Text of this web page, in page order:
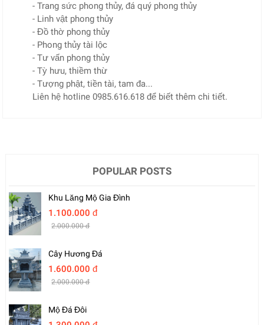
- Trang sức phong thủy, đá quý phong thủy
- Linh vật phong thủy
- Đồ thờ phong thủy
- Phong thủy tài lộc
- Tư vấn phong thủy
- Tỳ hưu, thiềm thừ
- Tượng phật, tiền tài, tam đa...
Liên hệ hotline 0985.616.618 để biết thêm chi tiết.
POPULAR POSTS
Khu Lăng Mộ Gia Đình
1.100.000 đ
2.000.000 đ
Cây Hương Đá
1.600.000 đ
2.000.000 đ
Mộ Đá Đôi